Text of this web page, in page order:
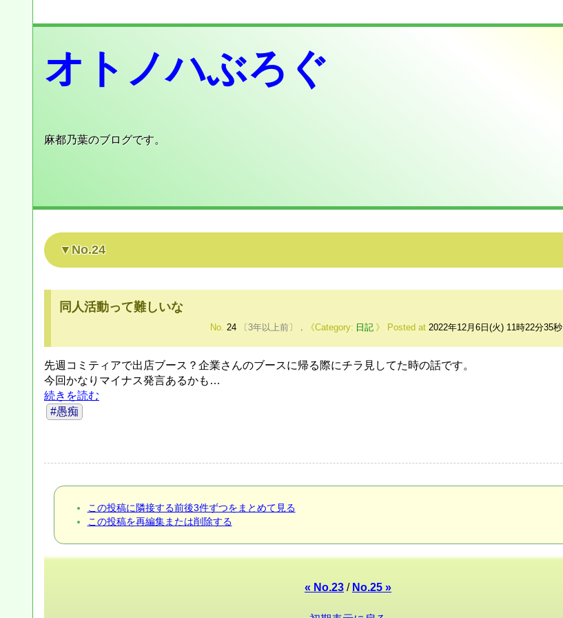
オトノハぶろぐ
麻都乃葉のブログです。
No.24
同人活動って難しいな
No. 24 〔3年以上前〕 , 日記 Posted at 2022年12月6日(火) 11時22分35秒
先週コミティアで出店ブース？企業さんのブースに帰る際にチラ見してた時の話です。
今回かなりマイナス発言あるかも…
続きを読む
#愚痴
この投稿に隣接する前後3件ずつをまとめて見る
この投稿を再編集または削除する
« No.23 / No.25 »